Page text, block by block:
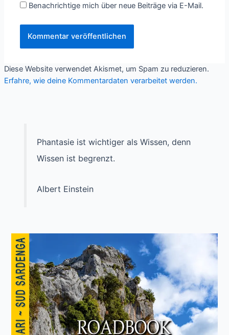
Benachrichtige mich über neue Beiträge via E-Mail.
Diese Website verwendet Akismet, um Spam zu reduzieren.
Erfahre, wie deine Kommentardaten verarbeitet werden.
Phantasie ist wichtiger als Wissen, denn
Wissen ist begrenzt.
Albert Einstein